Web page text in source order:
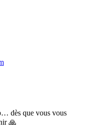
dès que vous vous
🙏